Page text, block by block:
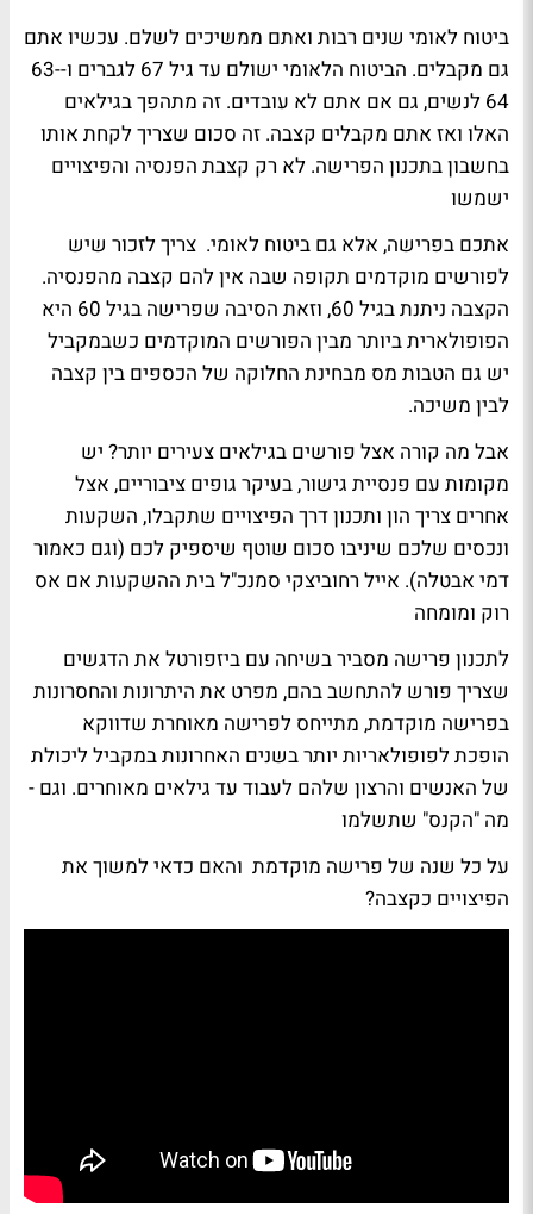
ביטוח לאומי שנים רבות ואתם ממשיכים לשלם. עכשיו אתם
גם מקבלים. הביטוח הלאומי ישולם עד גיל 67 לגברים ו-63-
64 לנשים, גם אם אתם לא עובדים. זה מתהפך בגילאים
האלו ואז אתם מקבלים קצבה. זה סכום שצריך לקחת אותו
בחשבון בתכנון הפרישה. לא רק קצבת הפנסיה והפיצויים
ישמשו
אתכם בפרישה, אלא גם ביטוח לאומי. צריך לזכור שיש
לפורשים מוקדמים תקופה שבה אין להם קצבה מהפנסיה.
הקצבה ניתנת בגיל 60, וזאת הסיבה שפרישה בגיל 60 היא
הפופולארית ביותר מבין הפורשים המוקדמים כשבמקביל
יש גם הטבות מס מבחינת החלוקה של הכספים בין קצבה
לבין משיכה.
אבל מה קורה אצל פורשים בגילאים צעירים יותר? יש
מקומות עם פנסיית גישור, בעיקר גופים ציבוריים, אצל
אחרים צריך הון ותכנון דרך הפיצויים שתקבלו, השקעות
ונכסים שלכם שיניבו סכום שוטף שיספיק לכם (וגם כאמור
דמי אבטלה). אייל רחוביצקי סמנכ"ל בית ההשקעות אם אס
רוק ומומחה
לתכנון פרישה מסביר בשיחה עם ביזפורטל את הדגשים
שצריך פורש להתחשב בהם, מפרט את היתרונות והחסרונות
בפרישה מוקדמת, מתייחס לפרישה מאוחרת שדווקא
הופכת לפופולאריות יותר בשנים האחרונות במקביל ליכולת
של האנשים והרצון שלהם לעבוד עד גילאים מאוחרים. וגם -
מה "הקנס" שתשלמו
על כל שנה של פרישה מוקדמת והאם כדאי למשוך את
הפיצויים כקצבה?